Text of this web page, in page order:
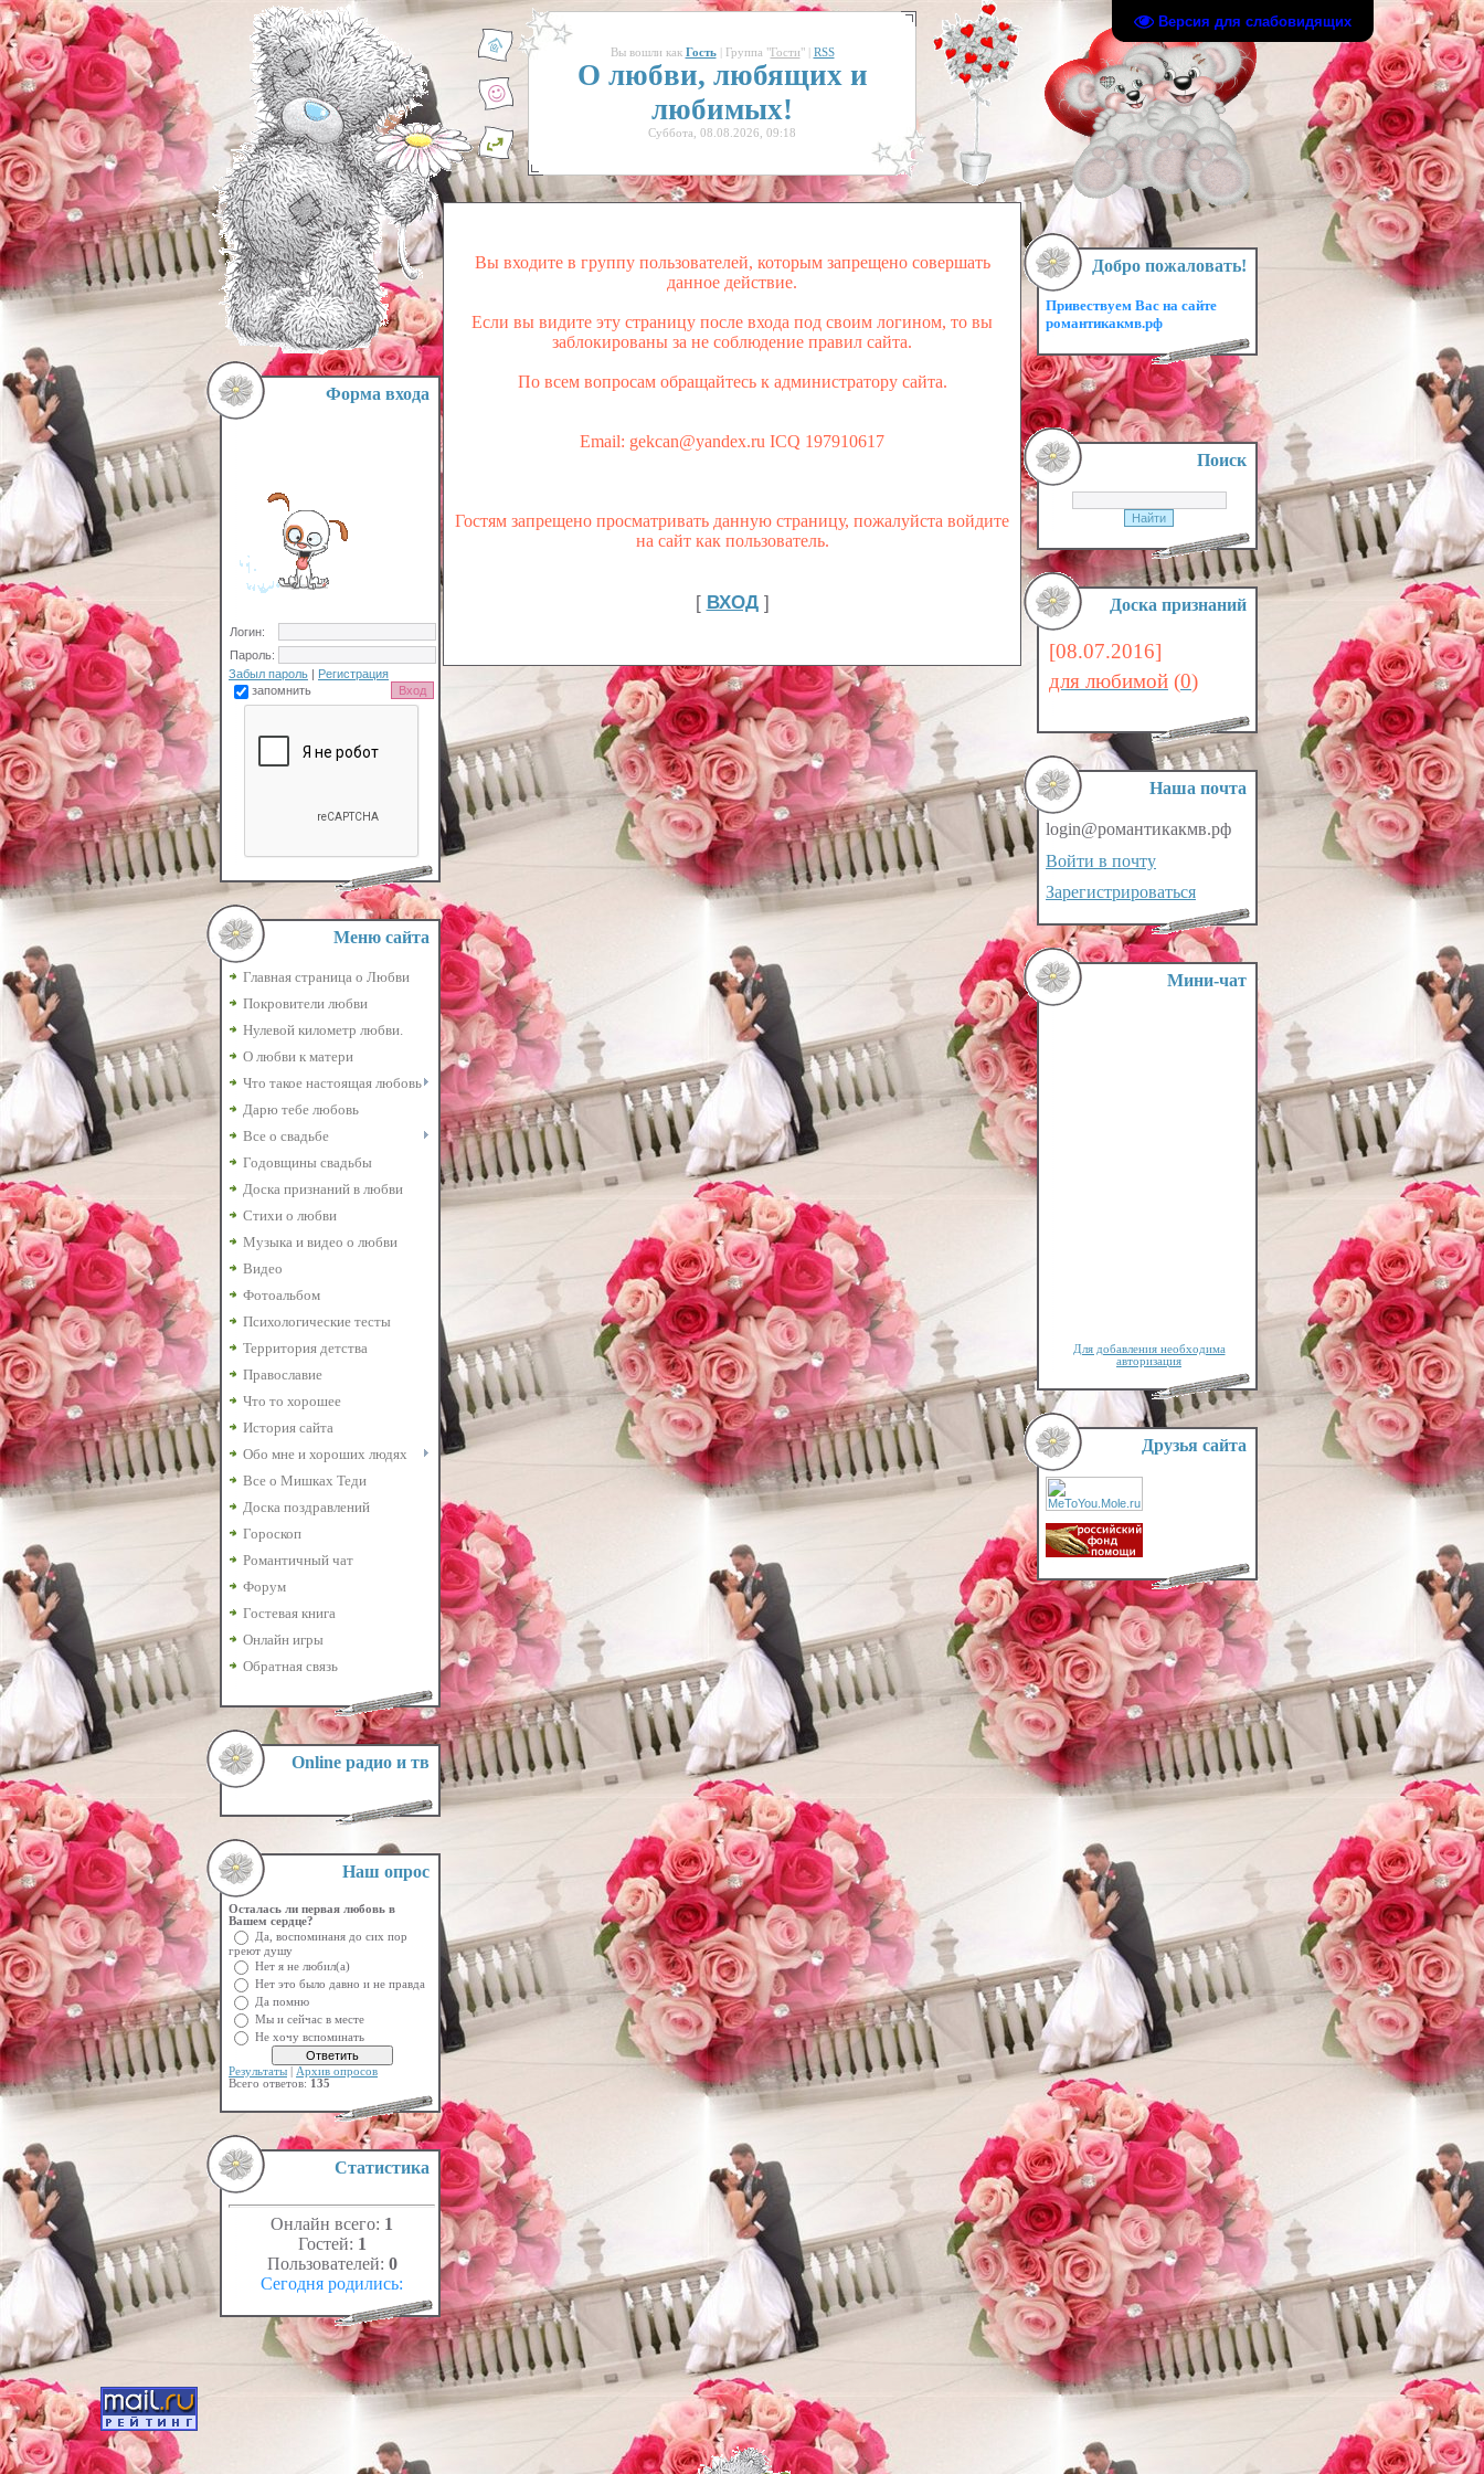
Версия для слабовидящих
Форма входа
Логин:
Пароль:
Забыл пароль | Регистрация
запомнить
Меню сайта
Главная страница о Любви
Покровители любви
Нулевой километр любви.
О любви к матери
Что такое настоящая любовь
Дарю тебе любовь
Все о свадьбе
Годовщины свадьбы
Доска признаний в любви
Стихи о любви
Музыка и видео о любви
Видео
Фотоальбом
Психологические тесты
Территория детства
Православие
Что то хорошее
История сайта
Обо мне и хороших людях
Все о Мишках Теди
Доска поздравлений
Гороскоп
Романтичный чат
Форум
Гостевая книга
Онлайн игры
Обратная связь
Online радио и тв
Наш опрос
Осталась ли первая любовь в
Вашем сердце?
Да, воспоминаня до сих пор
греют душу
Нет я не любил(а)
Нет это было давно и не правда
Да помню
Мы и сейчас в месте
Не хочу вспоминать
Результаты
Архив опросов
Всего ответов: 135
Статистика
Онлайн всего: 1
Гостей: 1
Пользователей: 0
Сегодня родились:
Вы вошли как Гость| Группа "Гости" | RSS
О любви, любящих и
любимых!
Суббота, 08.08.2026, 09:18
Вы входите в группу пользователей, которым запрещено совершать
данное действие.
Если вы видите эту страницу после входа под своим логином, то вы
заблокированы за не соблюдение правил сайта.
По всем вопросам обращайтесь к администратору сайта.
Email: gekcan@yandex.ru ICQ 197910617
Гостям запрещено просматривать данную страницу, пожалуйста войдите
на сайт как пользователь.
[ ВХОД]
Добро пожаловать!
Привествуем Вас на сайте
романтикакмв.рф
Поиск
Доска признаний
[08.07.2016]
для любимой (0)
Наша почта
login@романтикакмв.рф
Войти в почту
Зарегистрироваться
Мини-чат
Для добавления необходима
авторизация
Друзья сайта